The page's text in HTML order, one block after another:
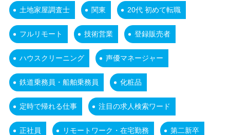
土地家屋調査士 関東 20代 初めて転職
フルリモート 技術営業 登録販売者
ハウスクリーニング 声優マネージャー
鉄道乗務員・船舶乗務員 化粧品
定時で帰れる仕事 注目の求人検索ワード
正社員 リモートワーク・在宅勤務 第二新卒